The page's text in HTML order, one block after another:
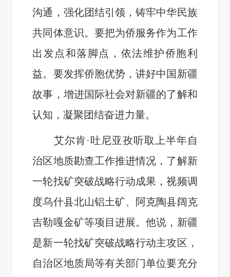
沟通，强化团结引领，铸牢中华民族
共同体意识。要把为侨服务作为工作
出发点和落脚点，依法维护侨胞利
益。要发挥侨胞优势，讲好中国新疆
故事，增进国际社会对新疆的了解和
认知，凝聚团结奋进力量。
艾尔肯·吐尼亚孜听取上半年自
治区地质勘查工作推进情况，了解新
一轮找矿突破战略行动成果，视频调
度乌什县北山铝土矿、阿克陶县阔克
吉勒嘎金矿等项目进展。他说，新疆
是新一轮找矿突破战略行动主攻区，
自治区地质局等有关部门单位要充分